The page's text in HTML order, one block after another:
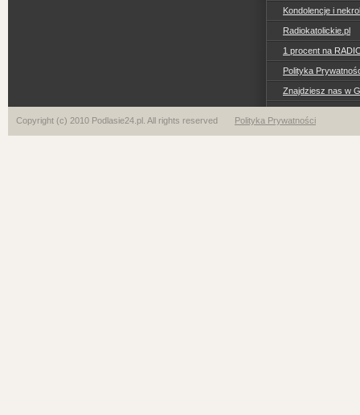
Kondolencje i
Radiokatolickie.pl
1 procent na
Polityka
Znajdziesz nas w
Copyright (c) 2010 Podlasie24.pl. All rights reserved Polityka Prywatności